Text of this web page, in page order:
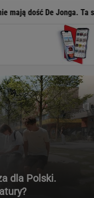
Jonga. Ta sytuacja
dla Polski.